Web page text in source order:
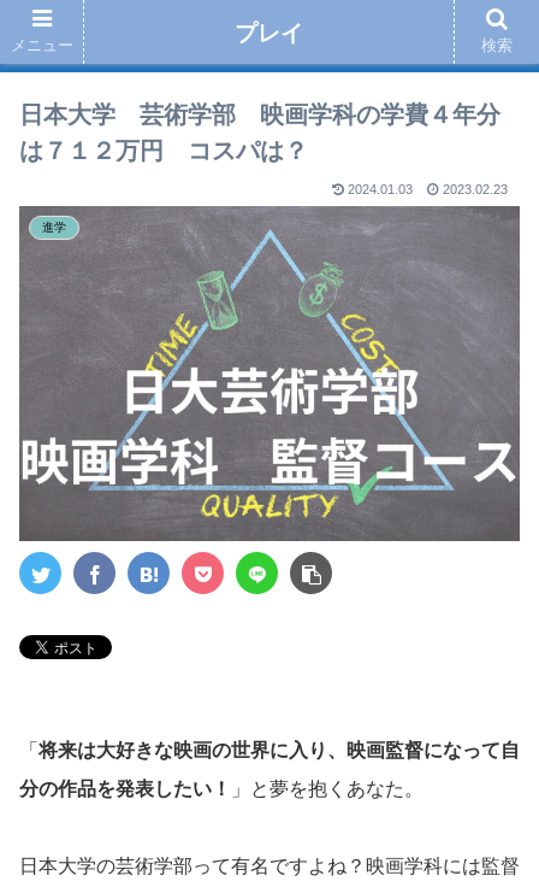
日本大学 芸術学部 映画学科の学費４年分
は７１２万円 コスパは？
2024.01.03 2023.02.23
進学
「将来は大好きな映画の世界に入り、映画監督になって自
分の作品を発表したい！
」と夢を抱くあなた。
日本大学の芸術学部って有名ですよね？映画学科には監督
メニュー プレイ 検索